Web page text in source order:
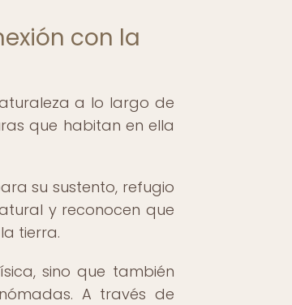
con la
a lo largo de
que habitan en ella
su sustento, refugio
y reconocen que
tierra.
sino que también
A través de